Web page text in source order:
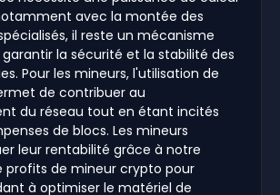
avec la montée des
il reste un mécanisme
la sécurité et la stabilité des
Pour les mineurs, l'utilisation de
de contribuer au
du réseau tout en étant incités
de blocs. Les mineurs
leur rentabilité grâce à notre
profits de mineur crypto pour
à optimiser le matériel de